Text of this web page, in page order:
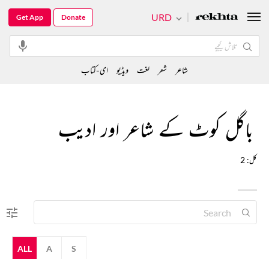
باگل کوٹ کے شاعر اور ادیب
کل: 2
ALL A S
URD
Get App Donate
شاعر شعر لغت ویڈیو ای-کتاب